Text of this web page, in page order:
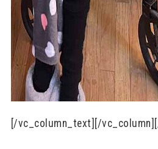
[/vc_column_text][/